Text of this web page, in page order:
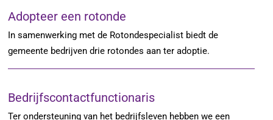
Adopteer een rotonde
In samenwerking met de Rotondespecialist biedt de
gemeente bedrijven drie rotondes aan ter adoptie.
Bedrijfscontactfunctionaris
Ter ondersteuning van het bedrijfsleven hebben we een